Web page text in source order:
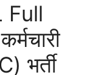
Full
भर्ती